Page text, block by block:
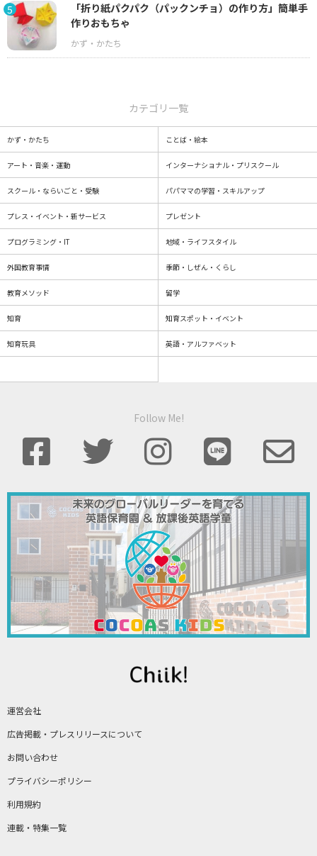
5
「折り紙パクパク（パックンチョ）の作り方」簡単手
作りおもちゃ
運営会社
広告掲載・プレスリリースについて
お問い合わせ
プライバシーポリシー
利用規約
連載・特集一覧
カテゴリ一覧
かず・かたち ことば・絵本
アート・音楽・運動 インターナショナル・プリスクール
スクール・ならいごと・受験 パパママの学習・スキルアップ
プレス・イベント・新サービス プレゼント
プログラミング・IT 地域・ライフスタイル
外国教育事情 季節・しぜん・くらし
教育メソッド 留学
知育 知育スポット・イベント
知育玩具 英語・アルファベット
Follow Me!